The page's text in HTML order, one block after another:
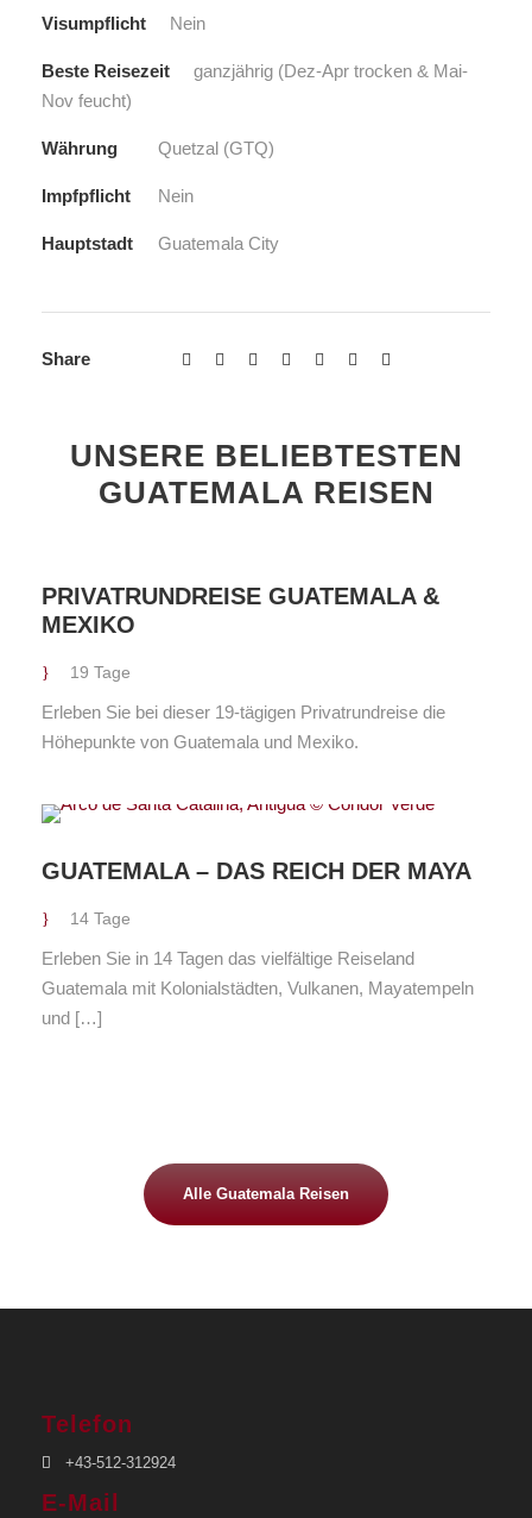
Visumpflicht Nein
Beste Reisezeit
ganzjährig (Dez-Apr trocken & Mai-
Nov feucht)
Währung Quetzal (GTQ)
Impfpflicht Nein
Hauptstadt Guatemala City
Share
UNSERE BELIEBTESTEN
GUATEMALA REISEN
PRIVATRUNDREISE GUATEMALA &
MEXIKO
19 Tage
Erleben Sie bei dieser 19-tägigen Privatrundreise die
Höhepunkte von Guatemala und Mexiko.
GUATEMALA – DAS REICH DER MAYA
14 Tage
Erleben Sie in 14 Tagen das vielfältige Reiseland
Guatemala mit Kolonialstädten, Vulkanen, Mayatempeln
und […]
Alle Guatemala Reisen
Telefon
+43-512-312924
E-Mail